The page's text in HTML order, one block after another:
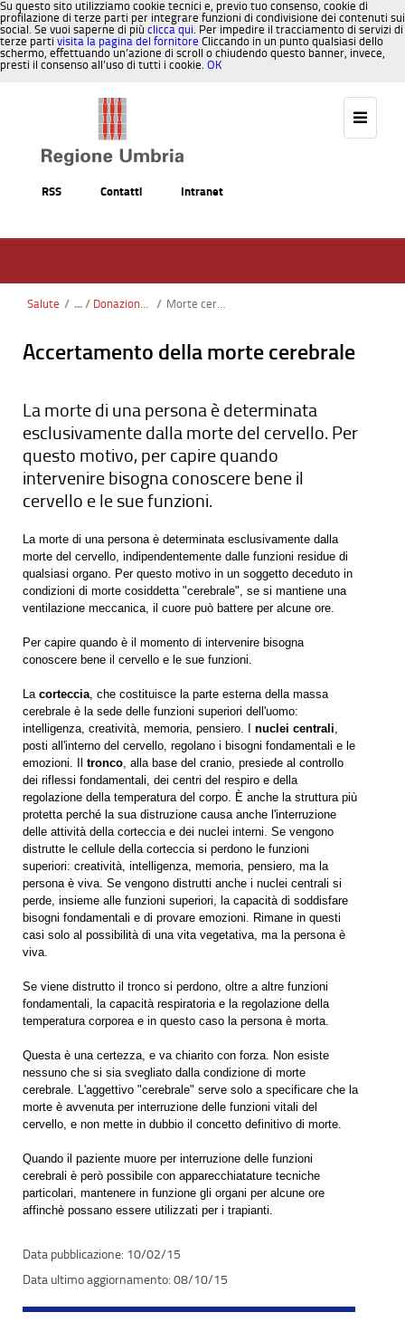
Su questo sito utilizziamo cookie tecnici e, previo tuo consenso, cookie di
profilazione di terze parti per integrare funzioni di condivisione dei contenuti sui
social. Se vuoi saperne di più clicca qui. Per impedire il tracciamento di servizi di
terze parti visita la pagina del fornitore Cliccando in un punto qualsiasi dello
schermo, effettuando un’azione di scroll o chiudendo questo banner, invece,
presti il consenso all’uso di tutti i cookie. OK
RSS Contatti Intranet
Salute / Donazione Organi e Tessuti - Una Scelta in Comune / Morte cerebrale
Accertamento della morte cerebrale
La morte di una persona è determinata
esclusivamente dalla morte del cervello. Per
questo motivo, per capire quando
intervenire bisogna conoscere bene il
cervello e le sue funzioni.
La morte di una persona è determinata esclusivamente dalla
morte del cervello, indipendentemente dalle funzioni residue di
qualsiasi organo. Per questo motivo in un soggetto deceduto in
condizioni di morte cosiddetta "cerebrale", se si mantiene una
ventilazione meccanica, il cuore può battere per alcune ore.
Per capire quando è il momento di intervenire bisogna
conoscere bene il cervello e le sue funzioni.
La corteccia , che costituisce la parte esterna della massa
cerebrale è la sede delle funzioni superiori dell'uomo:
intelligenza, creatività, memoria, pensiero. I nuclei centrali
posti all'interno del cervello, regolano i bisogni fondamentali e le
emozioni. Il tronco , alla base del cranio, presiede al controllo
dei riflessi fondamentali, dei centri del respiro e della
regolazione della temperatura del corpo. È anche la struttura più
protetta perché la sua distruzione causa anche l'interruzione
delle attività della corteccia e dei nuclei interni. Se vengono
distrutte le cellule della corteccia si perdono le funzioni
superiori: creatività, intelligenza, memoria, pensiero, ma la
persona è viva. Se vengono distrutti anche i nuclei centrali si
perde, insieme alle funzioni superiori, la capacità di soddisfare
bisogni fondamentali e di provare emozioni. Rimane in questi
casi solo al possibilità di una vita vegetativa, ma la persona è
viva.
Se viene distrutto il tronco si perdono, oltre a altre funzioni
fondamentali, la capacità respiratoria e la regolazione della
temperatura corporea e in questo caso la persona è morta.
Questa è una certezza, e va chiarito con forza. Non esiste
nessuno che si sia svegliato dalla condizione di morte
cerebrale. L'aggettivo "cerebrale" serve solo a specificare che la
morte è avvenuta per interruzione delle funzioni vitali del
cervello, e non mette in dubbio il concetto definitivo di morte.
Quando il paziente muore per interruzione delle funzioni
cerebrali è però possibile con apparecchiatature tecniche
particolari, mantenere in funzione gli organi per alcune ore
affinchè possano essere utilizzati per i trapianti.
10/02/15
08/10/15